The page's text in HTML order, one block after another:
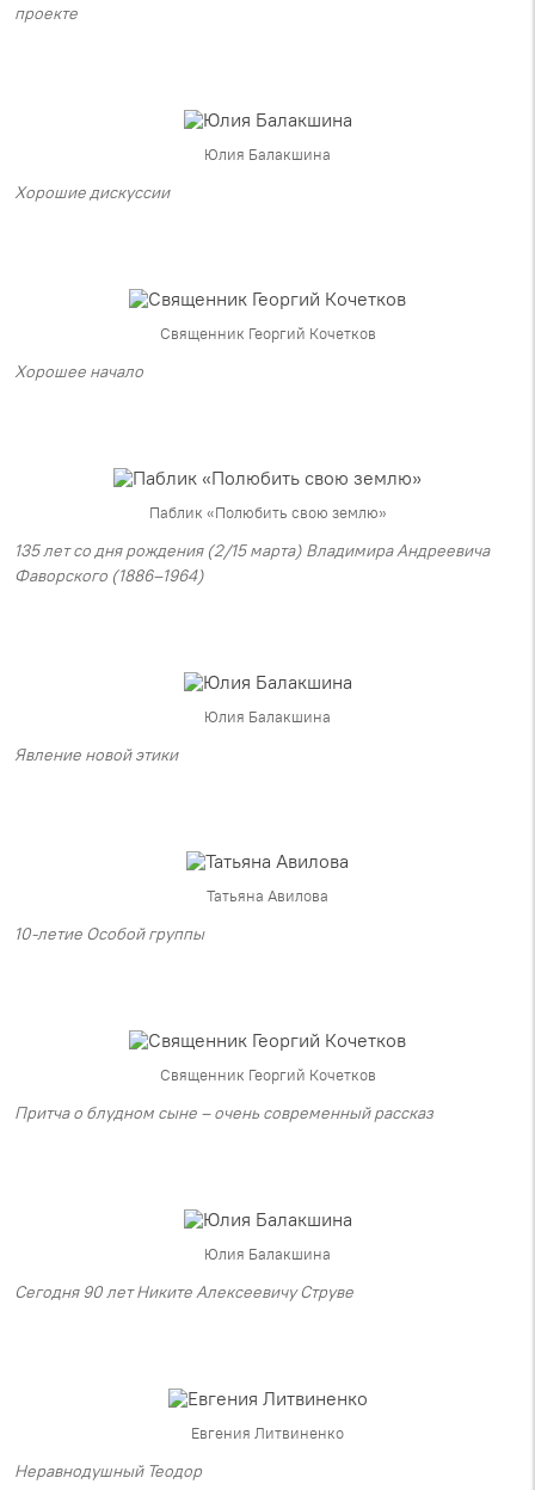
проекте
Юлия Балакшина
Хорошие дискуссии
Священник Георгий Кочетков
Хорошее начало
Паблик «Полюбить свою землю»
135 лет со дня рождения (2/15 марта) Владимира Андреевича
Фаворского (1886–1964)
Юлия Балакшина
Явление новой этики
Татьяна Авилова
10-летие Особой группы
Священник Георгий Кочетков
Притча о блудном сыне – очень современный рассказ
Юлия Балакшина
Сегодня 90 лет Никите Алексеевичу Струве
Евгения Литвиненко
Неравнодушный Теодор